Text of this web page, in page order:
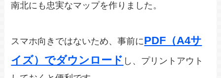
南北にも忠実なマップを作りました。
スマホ向きではないため、事前にPDF（A4サ
イズ）でダウンロード し、プリントアウト